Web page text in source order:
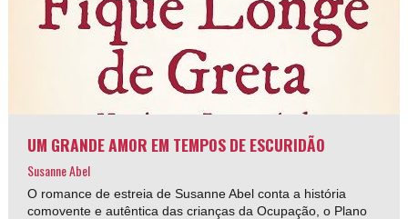
UM GRANDE AMOR EM TEMPOS DE ESCURIDÃO
Susanne Abel
O romance de estreia de Susanne Abel conta a história
comovente e autêntica das crianças da Ocupação, o Plano